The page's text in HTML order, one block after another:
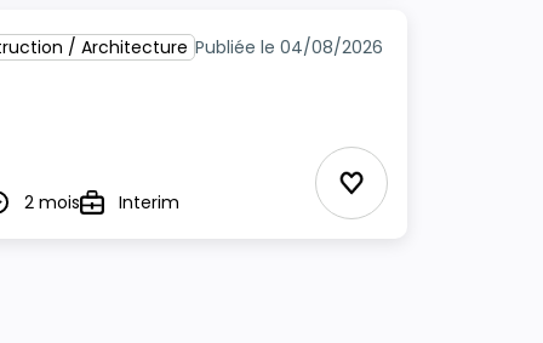
/ Architecture Publiée le 04/08/2026
2 moisTypeInterim Ajouter aux